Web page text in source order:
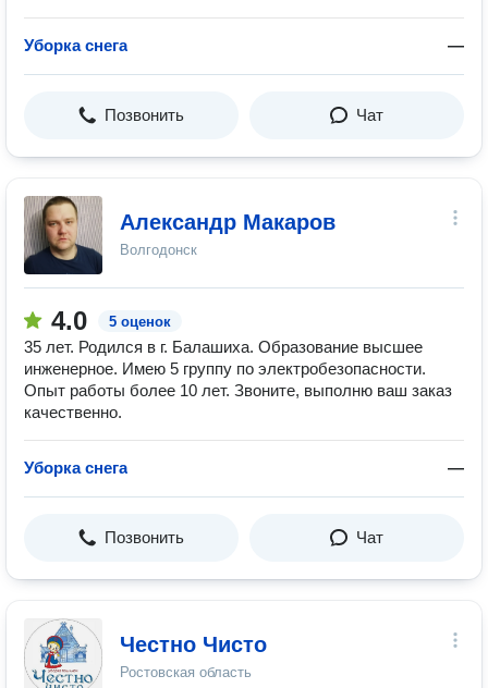
Уборка снега —
Позвонить Чат
Александр Макаров
Волгодонск
4.0 5 оценок
35 лет. Родился в г. Балашиха. Образование высшее
инженерное. Имею 5 группу по электробезопасности.
Опыт работы более 10 лет. Звоните, выполню ваш заказ
качественно.
Уборка снега —
Позвонить Чат
Честно Чисто
Ростовская область